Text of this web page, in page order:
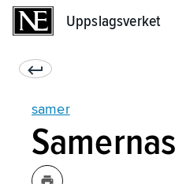
Uppslagsverket
samer